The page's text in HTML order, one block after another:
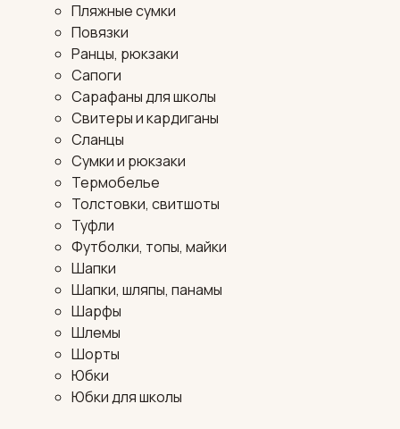
Пляжные сумки
Повязки
Ранцы, рюкзаки
Сапоги
Сарафаны для школы
Свитеры и кардиганы
Сланцы
Сумки и рюкзаки
Термобелье
Толстовки, свитшоты
Туфли
Футболки, топы, майки
Шапки
Шапки, шляпы, панамы
Шарфы
Шлемы
Шорты
Юбки
Юбки для школы